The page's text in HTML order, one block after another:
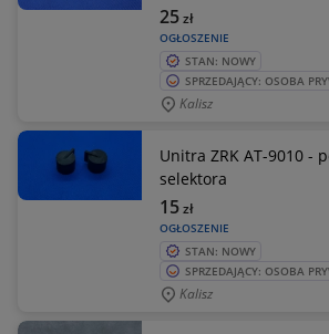
OGŁOSZENIE
25zł
STAN: NOWY
SPRZEDAJĄCY: OSOBA
Kalisz
Unitra ZRK AT-9010 -
selektora
OGŁOSZENIE
15zł
STAN: NOWY
SPRZEDAJĄCY: OSOBA
Kalisz